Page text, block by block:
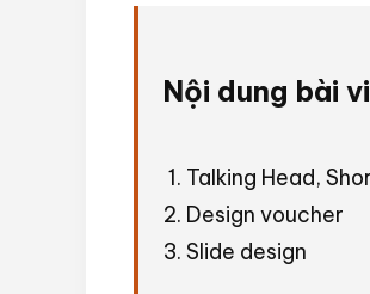
Nội dung bài
Talking Head,
Design voucher
Slide design